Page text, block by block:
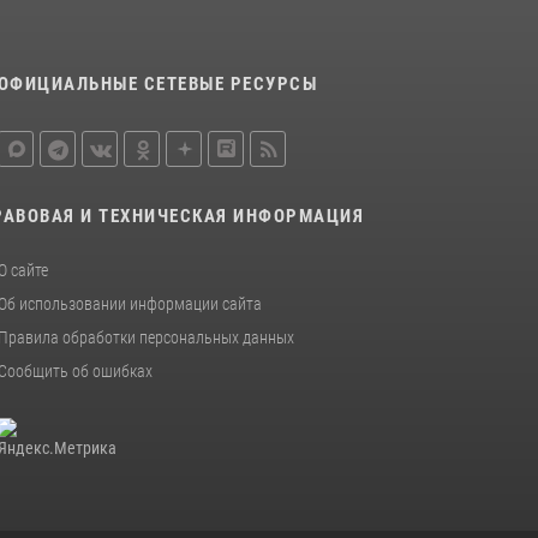
при попытке вынести из гипермаркета
16 июля 2026, 06:43 1
СЕТЕВЫЕ РЕСУРСЫ
И ТЕХНИЧЕСКАЯ ИНФОРМАЦИЯ
О сайте
Об использовании информации сайта
Правила обработки персональных данных
Сообщить об ошибках